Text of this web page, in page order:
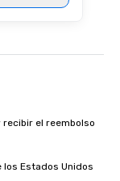
recibir el reembolso
los Estados Unidos